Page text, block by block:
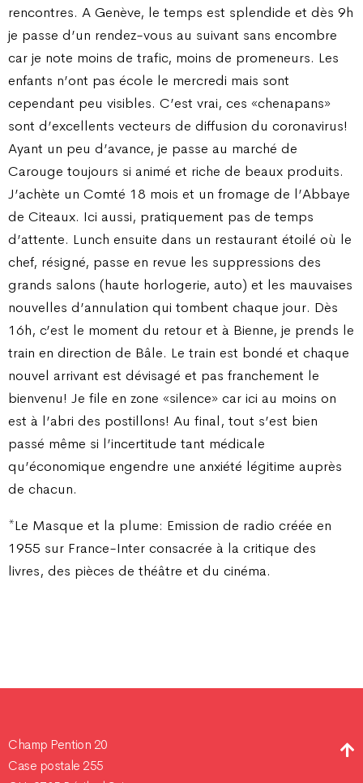
rencontres. A Genève, le temps est splendide et dès 9h
je passe d’un rendez-vous au suivant sans encombre
car je note moins de trafic, moins de promeneurs. Les
enfants n’ont pas école le mercredi mais sont
cependant peu visibles. C’est vrai, ces «chenapans»
sont d’excellents vecteurs de diffusion du coronavirus!
Ayant un peu d’avance, je passe au marché de
Carouge toujours si animé et riche de beaux produits.
J’achète un Comté 18 mois et un fromage de l’Abbaye
de Citeaux. Ici aussi, pratiquement pas de temps
d’attente. Lunch ensuite dans un restaurant étoilé où le
chef, résigné, passe en revue les suppressions des
grands salons (haute horlogerie, auto) et les mauvaises
nouvelles d’annulation qui tombent chaque jour. Dès
16h, c’est le moment du retour et à Bienne, je prends le
train en direction de Bâle. Le train est bondé et chaque
nouvel arrivant est dévisagé et pas franchement le
bienvenu! Je file en zone «silence» car ici au moins on
est à l’abri des postillons! Au final, tout s’est bien
passé même si l’incertitude tant médicale
qu’économique engendre une anxiété légitime auprès
de chacun.
*Le Masque et la plume: Emission de radio créée en
1955 sur France-Inter consacrée à la critique des
livres, des pièces de théâtre et du cinéma.
Champ Pention 20
Case postale 255